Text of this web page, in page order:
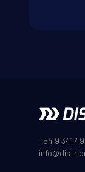
+54 9 341